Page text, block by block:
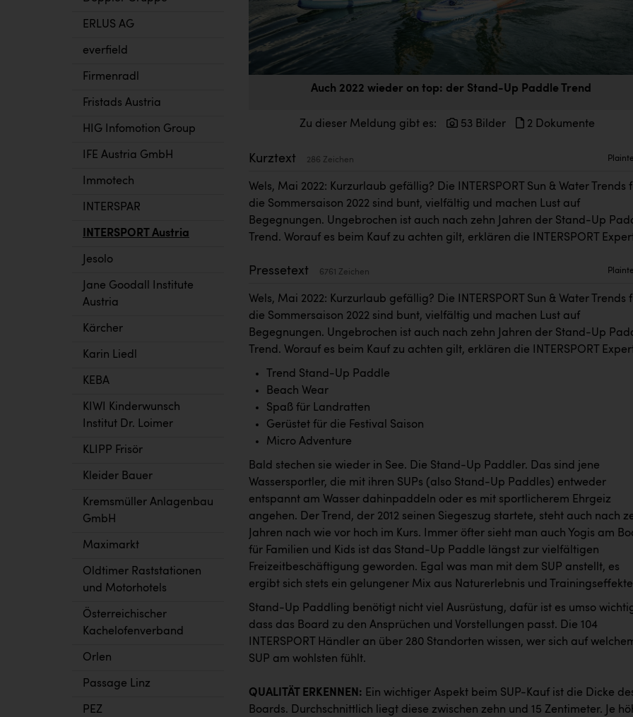
ERLUS AG
everfield
Firmenradl
Fristads Austria
HIG Infomotion Group
IFE Austria GmbH
Immotech
INTERSPAR
INTERSPORT Austria
Jesolo
Jane Goodall Institute
Austria
Kärcher
Karin Liedl
KEBA
KIWI Kinderwunsch
Institut Dr. Loimer
KLIPP Frisör
Kleider Bauer
Kremsmüller Anlagenbau
GmbH
Maximarkt
Oldtimer Raststationen
und Motorhotels
Österreichischer
Kachelofenverband
Orlen
Passage Linz
PEZ
Auch 2022 wieder on top: der Stand-Up Paddle Trend
Zu dieser Meldung gibt es: 53 Bilder 2 Dokumente
Kurztext 286 Zeichen
Wels, Mai 2022: Kurzurlaub gefällig? Die INTERSPORT Sun & Water Trends
die Sommersaison 2022 sind bunt, vielfältig und machen Lust auf
Begegnungen. Ungebrochen ist auch nach zehn Jahren der Stand-Up
Trend. Worauf es beim Kauf zu achten gilt, erklären die INTERSPORT
Pressetext 6761 Zeichen
Wels, Mai 2022: Kurzurlaub gefällig? Die INTERSPORT Sun & Water Trends
die Sommersaison 2022 sind bunt, vielfältig und machen Lust auf
Begegnungen. Ungebrochen ist auch nach zehn Jahren der Stand-Up
Trend. Worauf es beim Kauf zu achten gilt, erklären die INTERSPORT
Trend Stand-Up Paddle
Beach Wear
Spaß für Landratten
Gerüstet für die Festival Saison
Micro Adventure
Bald stechen sie wieder in See. Die Stand-Up Paddler. Das sind jene
Wassersportler, die mit ihren SUPs (also Stand-Up Paddles) entweder
entspannt am Wasser dahinpaddeln oder es mit sportlicherem Ehrgeiz
angehen. Der Trend, der 2012 seinen Siegeszug startete, steht auch nach
Jahren nach wie vor hoch im Kurs. Immer öfter sieht man auch Yogis am
für Familien und Kids ist das Stand-Up Paddle längst zur vielfältigen
Freizeitbeschäftigung geworden. Egal was man mit dem SUP anstellt, es
ergibt sich stets ein gelungener Mix aus Naturerlebnis und
Stand-Up Paddling benötigt nicht viel Ausrüstung, dafür ist es umso
dass das Board zu den Ansprüchen und Vorstellungen passt. Die 104
INTERSPORT Händler an über 280 Standorten wissen, wer sich auf
SUP am wohlsten fühlt.
QUALITÄT ERKENNEN: Ein wichtiger Aspekt beim SUP-Kauf ist die Dicke
Boards. Durchschnittlich liegt diese zwischen zehn und 15 Zentimeter. Je